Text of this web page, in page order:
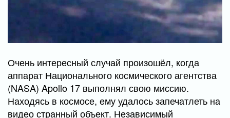
Очень интересный случай произошёл, когда
аппарат Национального космического агентства
(NASA) Apollo 17 выполнял свою миссию.
Находясь в космосе, ему удалось запечатлеть на
видео странный объект. Независимый